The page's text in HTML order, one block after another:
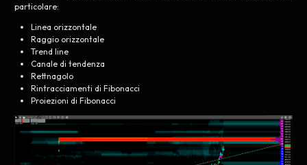
particolare:
Linea orizzontale
Raggio orizzontale
Trend line
Canale di tendenza
Rettnagolo
Rintracciamenti di Fibonacci
Proiezioni di Fibonacci